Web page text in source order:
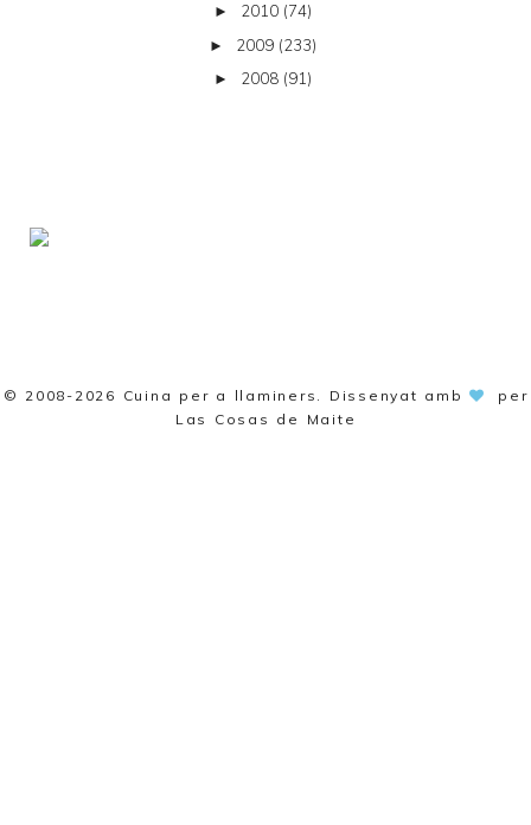
► 2010 (74)
► 2009 (233)
► 2008 (91)
© 2008-2026 Cuina per a llaminers . Dissenyat amb
per
Las Cosas de Maite